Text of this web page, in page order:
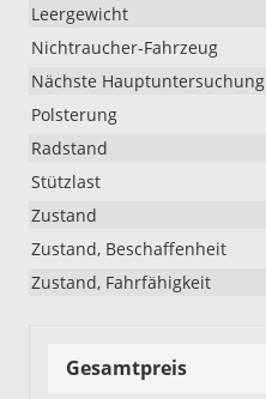
Leergewicht
Nichtraucher-Fahrzeug
Nächste Hauptuntersuchung
Polsterung
Radstand
Stützlast
Zustand
Zustand, Beschaffenheit
Zustand, Fahrfähigkeit
Gesamtpreis